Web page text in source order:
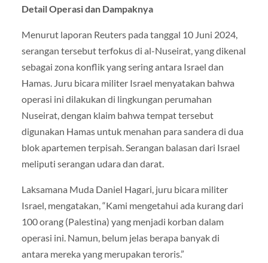
Detail Operasi dan Dampaknya
Menurut laporan Reuters pada tanggal 10 Juni 2024,
serangan tersebut terfokus di al-Nuseirat, yang dikenal
sebagai zona konflik yang sering antara Israel dan
Hamas. Juru bicara militer Israel menyatakan bahwa
operasi ini dilakukan di lingkungan perumahan
Nuseirat, dengan klaim bahwa tempat tersebut
digunakan Hamas untuk menahan para sandera di dua
blok apartemen terpisah. Serangan balasan dari Israel
meliputi serangan udara dan darat.
Laksamana Muda Daniel Hagari, juru bicara militer
Israel, mengatakan, “Kami mengetahui ada kurang dari
100 orang (Palestina) yang menjadi korban dalam
operasi ini. Namun, belum jelas berapa banyak di
antara mereka yang merupakan teroris.”